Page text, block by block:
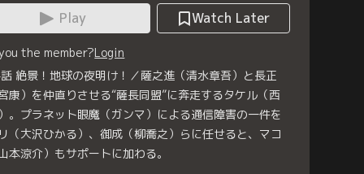
Play
Watch Later
the member?Login
絶景！地球の夜明け！／薩之進（清水章吾）と長正
康）を仲直りさせる“薩長同盟”に奔走するタケル（西
。プラネット眼魔（ガンマ）による通信障害の一件を
（大沢ひかる）、御成（柳喬之）らに任せると、マコ
本涼介）もサポートに加わる。